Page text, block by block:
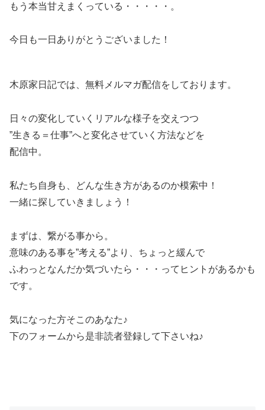
もう本当甘えまくっている・・・・・。
今日も一日ありがとうございました！
木原家日記では、無料メルマガ配信をしております。
日々の変化していくリアルな様子を交えつつ
”生きる＝仕事”へと変化させていく方法などを
配信中。
私たち自身も、どんな生き方があるのか模索中！
一緒に探していきましょう！
まずは、繋がる事から。
意味のある事を”考える”より、ちょっと緩んで
ふわっとなんだか気づいたら・・・ってヒントがあるかも
です。
気になった方そこのあなた♪
下のフォームから是非読者登録して下さいね♪